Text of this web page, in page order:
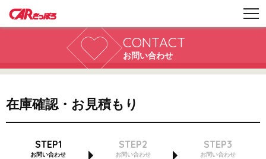
CONTACT
お問い合わせ
在庫確認・お見積もり
STEP1
お問い合わせ
STEP2
お問い合わせ
STEP3
お問い合わせ